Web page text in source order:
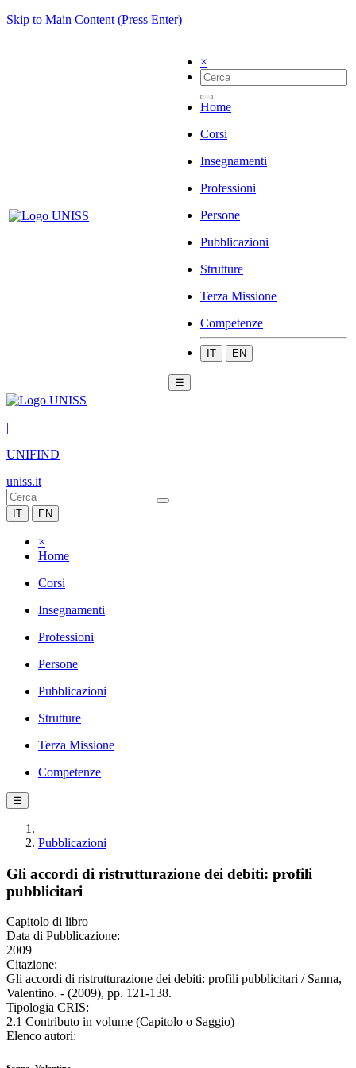
Skip to Main Content (Press Enter)
×
Home
Corsi
Insegnamenti
Professioni
Persone
Pubblicazioni
Strutture
Terza Missione
Competenze
IT EN
☰
|
UNIFIND
uniss.it
IT EN
×
Home
Corsi
Insegnamenti
Professioni
Persone
Pubblicazioni
Strutture
Terza Missione
Competenze
☰
Pubblicazioni
Gli accordi di ristrutturazione dei debiti: profili
pubblicitari
Capitolo di libro
Data di Pubblicazione:
2009
Citazione:
Gli accordi di ristrutturazione dei debiti: profili pubblicitari / Sanna,
Valentino. - (2009), pp. 121-138.
Tipologia CRIS:
2.1 Contributo in volume (Capitolo o Saggio)
Elenco autori: